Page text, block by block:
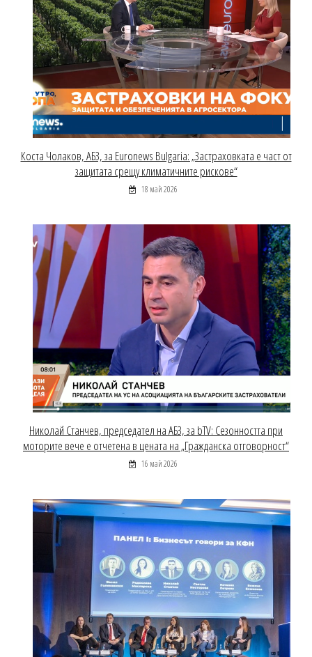
Коста Чолаков, АБЗ, за Euronews Bulgaria: „Застраховката е част от
защитата срещу климатичните рискове“
18 май 2026
Николай Станчев, председател на АБЗ, за bTV: Сезонността при
моторите вече е отчетена в цената на „Гражданска отговорност“
16 май 2026